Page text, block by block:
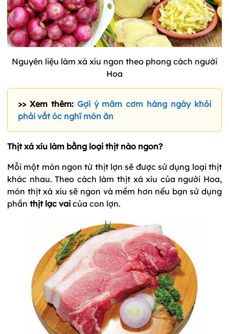
Nguyên liệu làm xá xíu ngon theo phong cách người
Hoa
>> Xem thêm: Gợi ý mâm cơm hàng ngày khỏi
phải vắt óc nghĩ món ăn
Thịt xá xíu làm bằng loại thịt nào ngon?
Mỗi một món ngon từ thịt lợn sẽ được sử dụng loại thịt
khác nhau. Theo cách làm thịt xá xíu của người Hoa,
món thịt xá xíu sẽ ngon và mềm hơn nếu bạn sử dụng
phần thịt lạc vai của con lợn.